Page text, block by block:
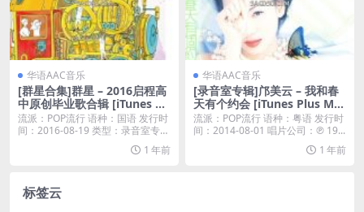
华语AAC音乐
[群星合集]群星 – 2016启程高
中原创毕业歌合辑 [iTunes Pl
us M4A]
流派：POP流行 语种：国语 发行时
间：2016-08-19 类型：录音室专辑
1 年前
华语AAC音乐
[录音室专辑]邝美云 – 我和春
天有个约会 [iTunes Plus M4
A]
流派：POP流行 语种：粤语 发行时
间：2014-08-01 唱片公司：℗ 19...
1 年前
标签云